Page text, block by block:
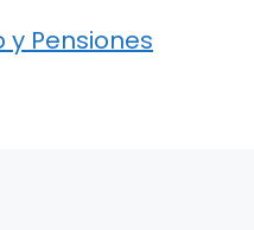
y Pensiones